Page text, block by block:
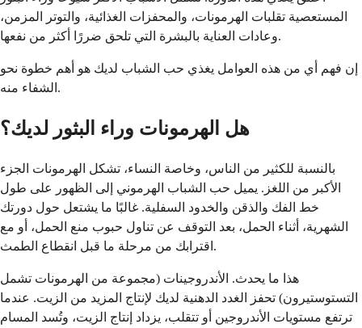
المستعصية تقلبات الهرمونات، والمحفزات الغذائية، والتوتر المزمن،
وعادات العناية بالبشرة التي تلحق ضررًا أكثر من نفعها.
إن فهم أي من هذه العوامل يغذي حب الشباب لديك هو أهم خطوة نحو
الشفاء منه.
هل الهرمونات وراء البثور لديك؟
بالنسبة للكثير من الناس، وخاصة النساء، تشكل الهرمونات الجزء
الأكبر من اللغز. يميل حب الشباب الهرموني إلى الظهور على طول
خط الفك والذقن والخدود السفلية. غالبًا ما يشتعل حول دورتك
الشهرية، أثناء الحمل، بعد التوقف عن تناول حبوب منع الحمل، أو مع
اقترابك من مرحلة ما قبل انقطاع الطمث.
هذا ما يحدث. الأندروجينات (مجموعة من الهرمونات تشمل
التستوستيرون) تحفز الغدد الدهنية لديك لإنتاج المزيد من الزيت. عندما
ترتفع مستويات الأندروجين أو تتقلب، يزداد إنتاج الزيت، وتُسد المسام